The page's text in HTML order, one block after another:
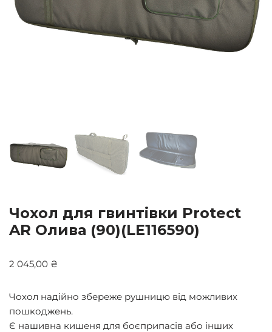
Чохол для гвинтівки Protect
AR Олива (90)(LE116590)
2 045,00 ₴
Чохол надійно збереже рушницю від можливих
пошкоджень.
Є нашивна кишеня для боєприпасів або інших